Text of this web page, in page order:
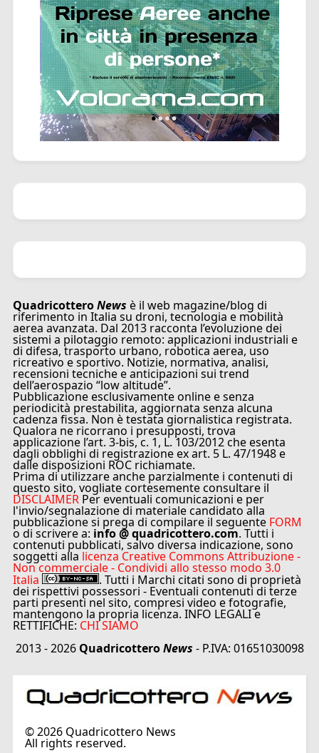
QuadricotteroNews è il web magazine/blog di
riferimento in Italia su droni, tecnologia e mobilità
aerea avanzata. Dal 2013 racconta l’evoluzione dei
sistemi a pilotaggio remoto: applicazioni industriali e
di difesa, trasporto urbano, robotica aerea, uso
ricreativo e sportivo. Notizie, normativa, analisi,
recensioni tecniche e anticipazioni sui trend
dell’aerospazio “low altitude”.
Pubblicazione esclusivamente online e senza
periodicità prestabilita, aggiornata senza alcuna
cadenza fissa. Non è testata giornalistica registrata.
Qualora ne ricorrano i presupposti, trova
applicazione l’art. 3-bis, c. 1, L. 103/2012 che esenta
dagli obblighi di registrazione ex art. 5 L. 47/1948 e
dalle disposizioni ROC richiamate.
Prima di utilizzare anche parzialmente i contenuti di
questo sito, vogliate cortesemente consultare il
DISCLAIMER Per eventuali comunicazioni e per
l'invio/segnalazione di materiale candidato alla
pubblicazione si prega di compilare il seguente FORM
o di scrivere a: info @ quadricottero.com. Tutti i
contenuti pubblicati, salvo diversa indicazione, sono
soggetti alla licenza Creative Commons Attribuzione -
Non commerciale - Condividi allo stesso modo 3.0
Italia . Tutti i Marchi citati sono di proprietà
dei rispettivi possessori - Eventuali contenuti di terze
parti presenti nel sito, compresi video e fotografie,
mantengono la propria licenza. INFO LEGALI e
RETTIFICHE: CHI SIAMO
2013 - 2026 QuadricotteroNews - P.IVA: 01651030098
©2026Quadricottero News
All rights reserved.